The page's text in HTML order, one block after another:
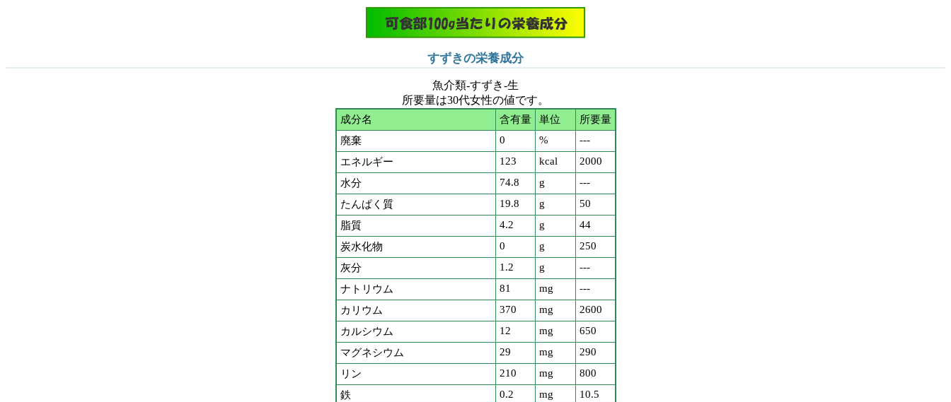
すずきの栄養成分
魚介類-すずき-生
所要量は30代女性の値です。
成分名 含有量 単位
所要量
廃棄
0 %
---
エネルギー
123 kcal
2000
水分
74.8 g
---
たんぱく質
19.8 g
50
脂質
4.2 g
44
炭水化物
0 g
250
灰分
1.2 g
---
ナトリウム
81 mg
---
カリウム
370 mg
2600
カルシウム
12 mg
650
マグネシウム
29 mg
290
リン
210 mg
800
鉄
0.2 mg
10.5